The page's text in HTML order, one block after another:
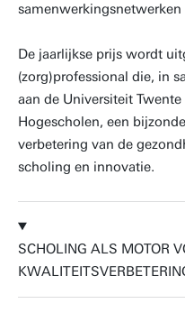
De jaarlijkse prijs wordt
(zorg)professional die, in
aan de Universiteit
Hogescholen, een
verbetering van de
scholing en innovatie.
SCHOLING ALS MOTOR